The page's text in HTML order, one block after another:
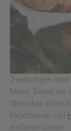
Zwetschgen
Muss. Damit wir
Steinobst stillen
Expertinnen von
einfallen lassen.